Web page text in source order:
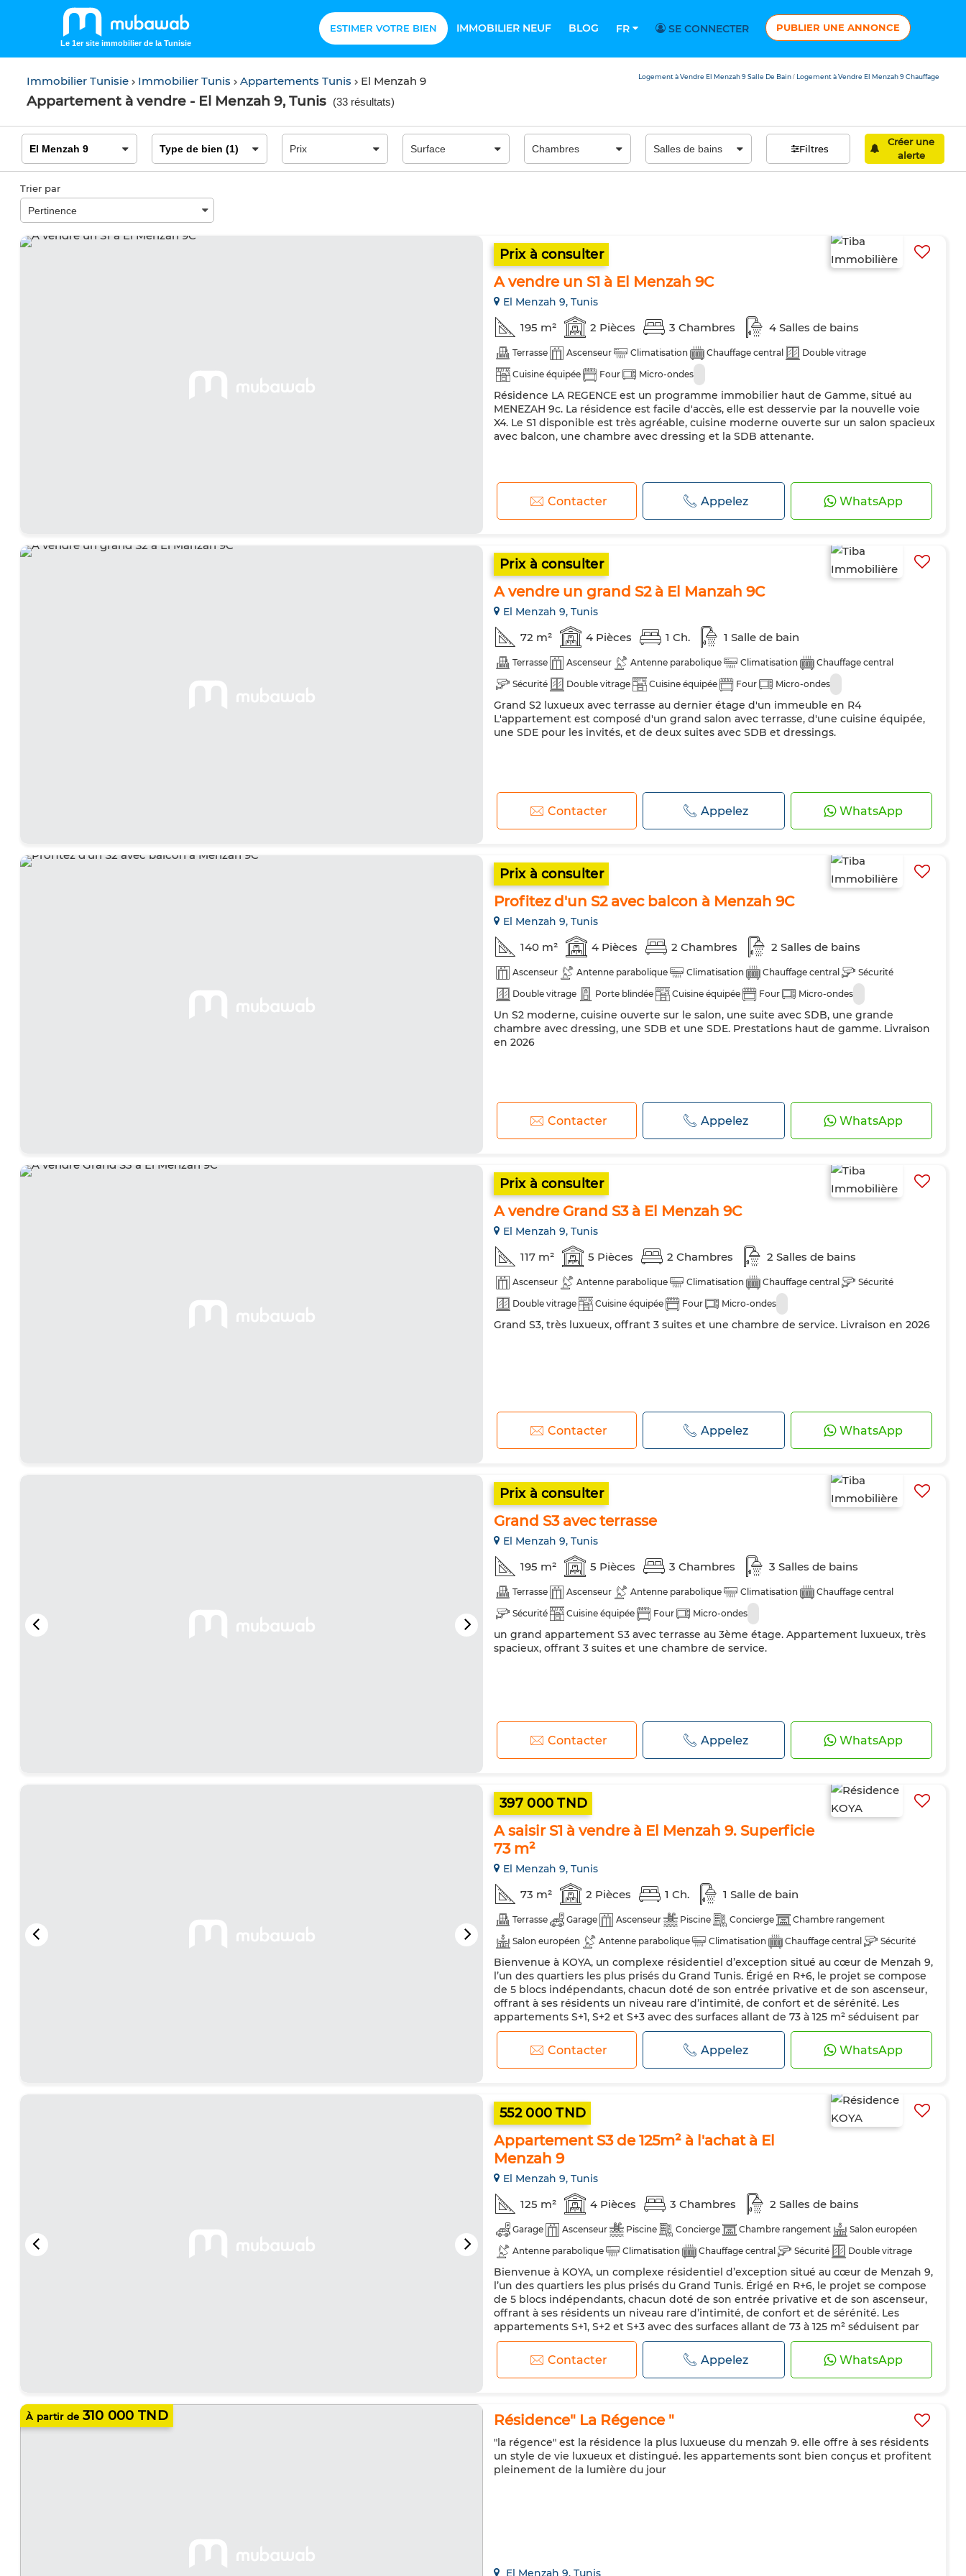
Le 1er site immobilier de la Tunisie
ESTIMER VOTRE BIEN IMMOBILIER NEUF BLOG FR SE CONNECTER PUBLIER UNE ANNONCE
Immobilier Tunisie Immobilier Tunis Appartements Tunis El Menzah 9
Appartement à vendre - El Menzah 9, Tunis (33 résultats)
Logement à Vendre El Menzah 9 Salle De Bain / Logement à Vendre El Menzah 9 Chauffage
Filtres
Créer une
alerte
Trier par
Prix à consulter
A vendre un S1 à El Menzah 9C
El Menzah 9, Tunis
195 m² 2 Pièces 3 Chambres 4 Salles de bains
Terrasse Ascenseur Climatisation Chauffage central
Double vitrage
Cuisine équipée
Four Micro-ondes
Résidence LA REGENCE est un programme immobilier haut de Gamme, situé au
MENEZAH 9c. La résidence est facile d'accès, elle est desservie par la nouvelle voie
X4. Le S1 disponible est très agréable, cuisine moderne ouverte sur un salon spacieux
avec balcon, une chambre avec dressing et la SDB attenante.
Contacter Appelez WhatsApp
Prix à consulter
A vendre un grand S2 à El Manzah 9C
El Menzah 9, Tunis
72 m² 4 Pièces 1 Ch. 1 Salle de bain
Terrasse Ascenseur Antenne parabolique Climatisation
Chauffage central
Sécurité
Double vitrage Cuisine équipée Four Micro-ondes
Grand S2 luxueux avec terrasse au dernier étage d'un immeuble en R4
L'appartement est composé d'un grand salon avec terrasse, d'une cuisine équipée,
une SDE pour les invités, et de deux suites avec SDB et dressings.
Contacter Appelez WhatsApp
Prix à consulter
Profitez d'un S2 avec balcon à Menzah 9C
El Menzah 9, Tunis
140 m² 4 Pièces 2 Chambres 2 Salles de bains
Ascenseur Antenne parabolique Climatisation Chauffage central
Sécurité
Double vitrage
Porte blindée Cuisine équipée Four Micro-ondes
Un S2 moderne, cuisine ouverte sur le salon, une suite avec SDB, une grande
chambre avec dressing, une SDB et une SDE. Prestations haut de gamme. Livraison
en 2026
Contacter Appelez WhatsApp
Prix à consulter
A vendre Grand S3 à El Menzah 9C
El Menzah 9, Tunis
117 m² 5 Pièces 2 Chambres 2 Salles de bains
Ascenseur Antenne parabolique Climatisation Chauffage central
Sécurité
Double vitrage
Cuisine équipée Four Micro-ondes
Grand S3, très luxueux, offrant 3 suites et une chambre de service. Livraison en 2026
Contacter Appelez WhatsApp
Prix à consulter
Grand S3 avec terrasse
El Menzah 9, Tunis
195 m² 5 Pièces 3 Chambres 3 Salles de bains
Terrasse Ascenseur Antenne parabolique Climatisation
Chauffage central
Sécurité
Cuisine équipée Four Micro-ondes
un grand appartement S3 avec terrasse au 3ème étage. Appartement luxueux, très
spacieux, offrant 3 suites et une chambre de service.
Contacter Appelez WhatsApp
397 000 TND
A saisir S1 à vendre à El Menzah 9. Superficie
73 m²
El Menzah 9, Tunis
73 m² 2 Pièces 1 Ch. 1 Salle de bain
Terrasse Garage Ascenseur Piscine Concierge
Chambre rangement
Salon européen
Antenne parabolique Climatisation Chauffage central
Sécurité
Double vitrage
Porte blindée Cuisine équipée
Bienvenue à KOYA, un complexe résidentiel d’exception situé au cœur de Menzah 9,
l’un des quartiers les plus prisés du Grand Tunis. Érigé en R+6, le projet se compose
de 5 blocs indépendants, chacun doté de son entrée privative et de son ascenseur,
offrant à ses résidents un niveau rare d’intimité, de confort et de sérénité. Les
appartements S+1, S+2 et S+3 avec des surfaces allant de 73 à 125 m² séduisent par
leurs volumes généreux, leurs espa...
Contacter Appelez WhatsApp
552 000 TND
Appartement S3 de 125m² à l'achat à El
Menzah 9
El Menzah 9, Tunis
125 m² 4 Pièces 3 Chambres 2 Salles de bains
Garage Ascenseur Piscine Concierge Chambre rangement
Salon européen
Antenne parabolique
Climatisation Chauffage central Sécurité
Double vitrage
Porte blindée
Cuisine équipée
Bienvenue à KOYA, un complexe résidentiel d’exception situé au cœur de Menzah 9,
l’un des quartiers les plus prisés du Grand Tunis. Érigé en R+6, le projet se compose
de 5 blocs indépendants, chacun doté de son entrée privative et de son ascenseur,
offrant à ses résidents un niveau rare d’intimité, de confort et de sérénité. Les
appartements S+1, S+2 et S+3 avec des surfaces allant de 73 à 125 m² séduisent par
leurs volumes généreux, leurs espa...
Contacter Appelez WhatsApp
À partir de 310 000 TND Résidence" La Régence "
"la régence" est la résidence la plus luxueuse du menzah 9. elle offre à ses résidents
un style de vie luxueux et distingué. les appartements sont bien conçus et profitent
pleinement de la lumière du jour
El Menzah 9, Tunis